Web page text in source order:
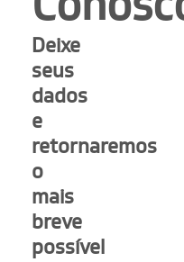
Deixe
seus
dados
e
retornaremos
o
mais
breve
possível